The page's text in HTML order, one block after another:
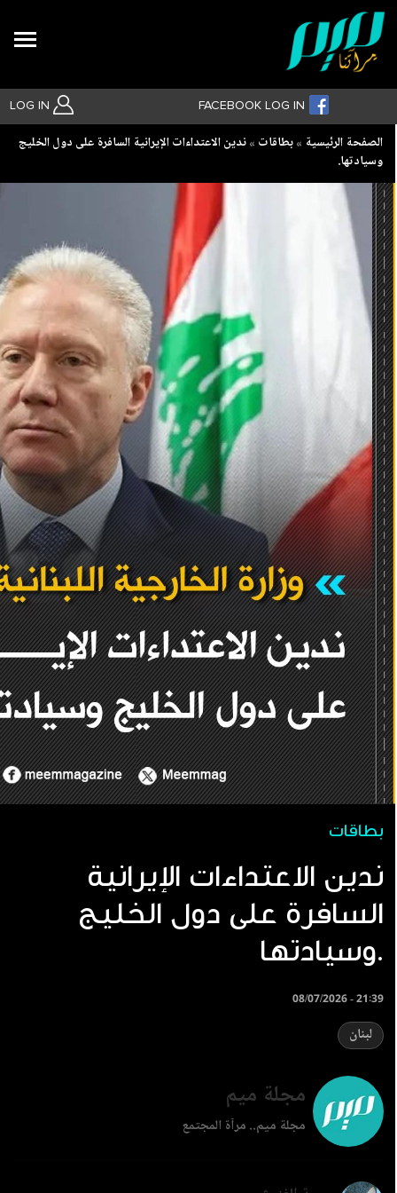
LOG IN FACEBOOK LOG IN
Breadcrumb
الصفحة الرئيسية بطاقات
ندين الاعتداءات الإيرانية السافرة على دول الخليج
وسيادتها.
بطاقات
ندين الاعتداءات الإيرانية
السافرة على دول الخليج
وسيادتها.
08/07/2026 - 21:39
لبنان
مجلة ميم
مجلة ميم.. مرآة المجتمع